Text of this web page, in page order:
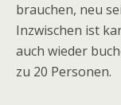
brauchen, neu
Inzwischen ist
auch wieder
zu 20 Personen.